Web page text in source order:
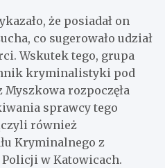
że posiadał on
co sugerowało udział
Wskutek tego, grupa
kryminalistyki pod
rozpoczęła
sprawcy tego
również
Kryminalnego z
w Katowicach.